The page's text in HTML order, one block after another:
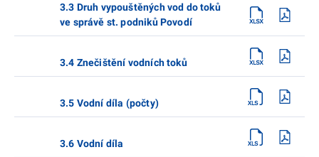
3.3 Druh vypouštěných vod do toků
ve správě st. podniků Povodí
3.4 Znečištění vodních toků
3.5 Vodní díla (počty)
3.6 Vodní díla